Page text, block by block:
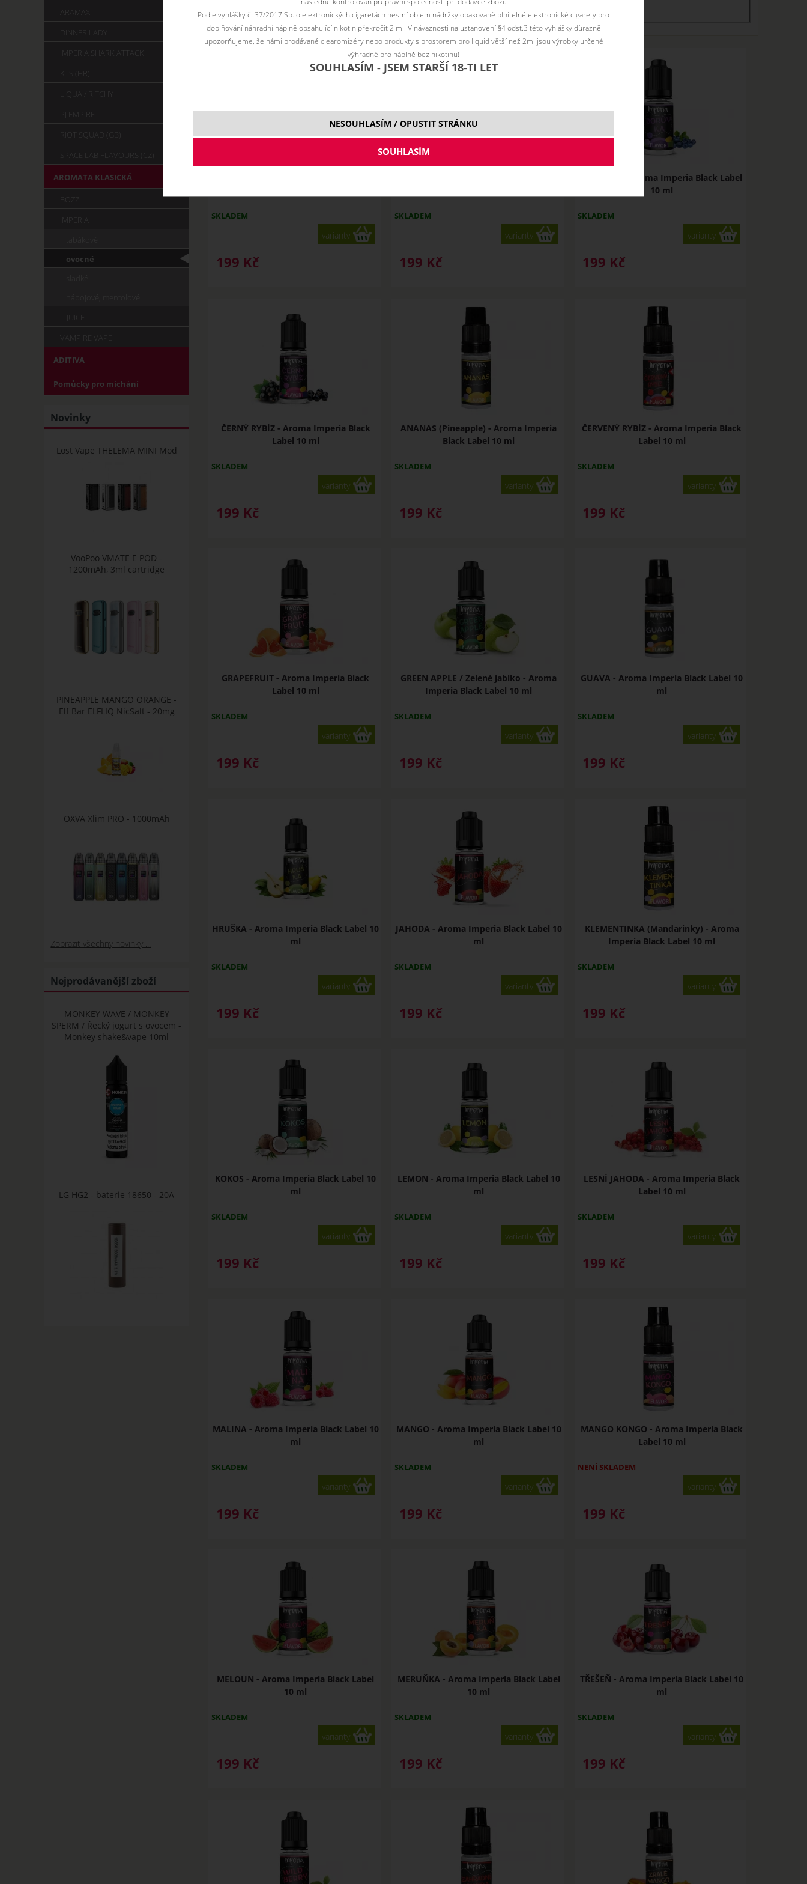
není skladem
skadem skladem
SKLADEM
varianty
199 Kč
SKLADEM
varianty
199 Kč
BORŮVKA - Aroma Imperia Black Label
10 ml
SKLADEM
varianty
199 Kč
ČERNÝ RYBÍZ - Aroma Imperia Black
Label 10 ml
SKLADEM
varianty
199 Kč
ANANAS (Pineapple) - Aroma Imperia
Black Label 10 ml
SKLADEM
varianty
199 Kč
ČERVENÝ RYBÍZ - Aroma Imperia Black
Label 10 ml
SKLADEM
varianty
199 Kč
GRAPEFRUIT - Aroma Imperia Black
Label 10 ml
SKLADEM
varianty
199 Kč
GREEN APPLE / Zelené jablko - Aroma
Imperia Black Label 10 ml
SKLADEM
varianty
199 Kč
GUAVA - Aroma Imperia Black Label 10
ml
SKLADEM
varianty
199 Kč
HRUŠKA - Aroma Imperia Black Label 10
ml
SKLADEM
varianty
199 Kč
JAHODA - Aroma Imperia Black Label 10
ml
SKLADEM
varianty
199 Kč
KLEMENTINKA (Mandarinky) - Aroma
Imperia Black Label 10 ml
SKLADEM
varianty
199 Kč
KOKOS - Aroma Imperia Black Label 10
ml
SKLADEM
varianty
199 Kč
LEMON - Aroma Imperia Black Label 10
ml
SKLADEM
varianty
199 Kč
LESNÍ JAHODA - Aroma Imperia Black
Label 10 ml
SKLADEM
varianty
199 Kč
MALINA - Aroma Imperia Black Label 10
ml
SKLADEM
varianty
199 Kč
MANGO - Aroma Imperia Black Label 10
ml
SKLADEM
varianty
199 Kč
MANGO KONGO - Aroma Imperia Black
Label 10 ml
NENÍ SKLADEM
varianty
199 Kč
MELOUN - Aroma Imperia Black Label
10 ml
SKLADEM
varianty
199 Kč
MERUŇKA - Aroma Imperia Black Label
10 ml
SKLADEM
varianty
199 Kč
TŘEŠEŇ - Aroma Imperia Black Label 10
ml
SKLADEM
varianty
199 Kč
ARAMAX
DINNER LADY
IMPERIA SHARK ATTACK
KTS (HR)
LIQUA / RITCHY
PJ EMPIRE
RIOT SQUAD (GB)
AROMATA KLASICKÁ
IMPERIA
ovocné
T-JUICE
VAMPIRE VAPE
ADITIVA
Pomůcky pro míchání
Novinky
Lost Vape THELEMA MINI Mod
VooPoo VMATE E POD -
1200mAh, 3ml cartridge
PINEAPPLE MANGO ORANGE -
Elf Bar ELFLIQ NicSalt - 20mg
OXVA Xlim PRO - 1000mAh
Zobrazit všechny novinky ...
Nejprodávanější zboží
MONKEY WAVE / MONKEY
SPERM / Řecký jogurt s ovocem -
Monkey shake&vape 10ml
LG HG2 - baterie 18650 - 20A
Podle vyhlášky č. 37/2017 Sb. o elektronických cigaretách nesmí objem nádržky opakovaně plnitelné elektronické cigarety pro
doplňování náhradní náplně obsahující nikotin překročit 2 ml. V návaznosti na ustanovení §4 odst.3 této vyhlášky důrazně
upozorňujeme, že námi prodávané clearomizéry nebo produkty s prostorem pro liquid větší než 2ml jsou výrobky určené
výhradně pro náplně bez nikotinu!
SOUHLASÍM - JSEM STARŠÍ 18-TI LET
NESOUHLASÍM / OPUSTIT STRÁNKU